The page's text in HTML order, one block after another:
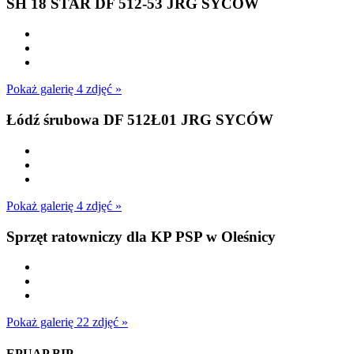
SH 18 STAR DF 512-53 JRG SYCÓW
Pokaż galerię 4 zdjęć »
Łódź śrubowa DF 512Ł01 JRG SYCÓW
Pokaż galerię 4 zdjęć »
Sprzęt ratowniczy dla KP PSP w Oleśnicy
Pokaż galerię 22 zdjęć »